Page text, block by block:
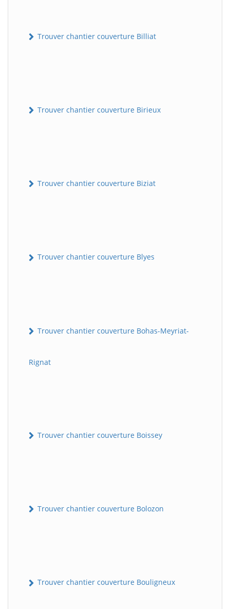
Trouver chantier couverture Billiat
Trouver chantier couverture Birieux
Trouver chantier couverture Biziat
Trouver chantier couverture Blyes
Trouver chantier couverture Bohas-Meyriat-
Rignat
Trouver chantier couverture Boissey
Trouver chantier couverture Bolozon
Trouver chantier couverture Bouligneux